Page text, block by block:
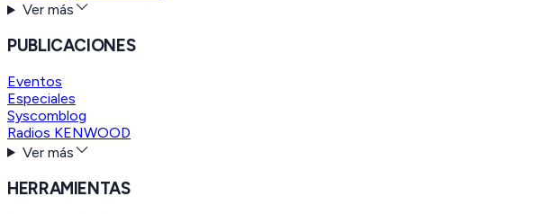
Ver más
PUBLICACIONES
Eventos
Especiales
Syscomblog
Radios KENWOOD
Ver más
HERRAMIENTAS